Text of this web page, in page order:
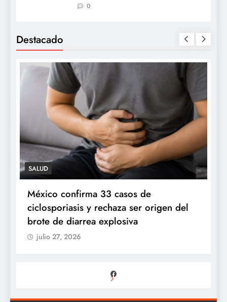
0
Destacado
SALUD
México confirma 33 casos de
ciclosporiasis y rechaza ser origen del
brote de diarrea explosiva
julio 27, 2026